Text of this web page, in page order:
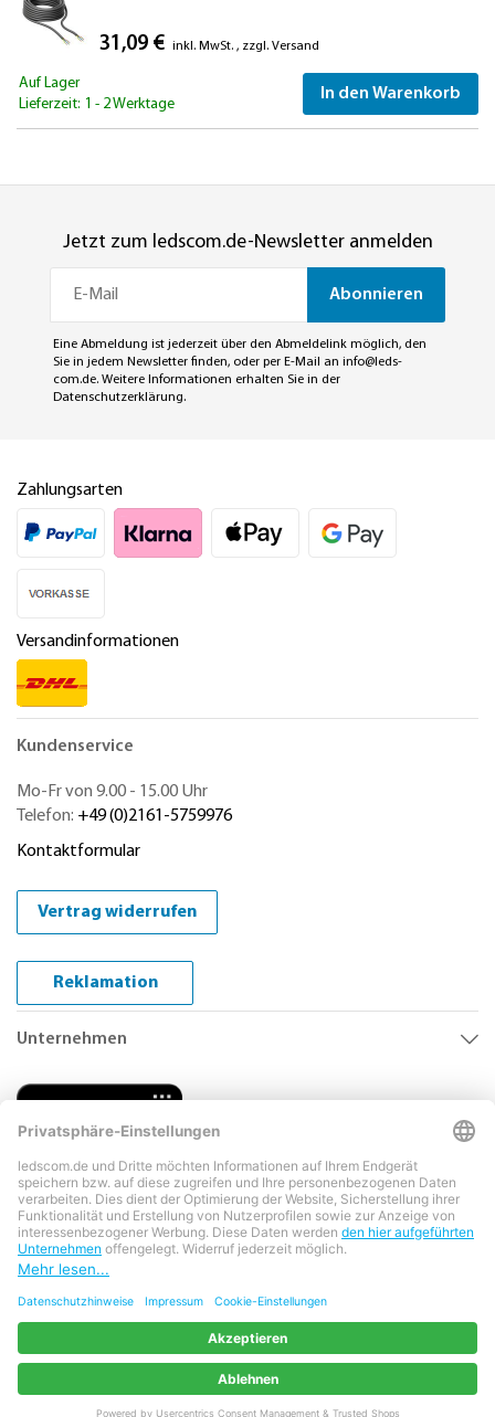
31,09 € inkl. MwSt. , zzgl. Versand
Auf Lager
Lieferzeit: 1 - 2 Werktage
In den Warenkorb
Jetzt zum ledscom.de-Newsletter anmelden
Abonnieren
Eine Abmeldung ist jederzeit über den Abmeldelink möglich, den
Sie in jedem Newsletter finden, oder per E-Mail an info@leds-
com.de. Weitere Informationen erhalten Sie in der
Datenschutzerklärung.
Zahlungsarten
Versandinformationen
Kundenservice
Mo-Fr von 9.00 - 15.00 Uhr
Telefon: +49 (0)2161-5759976
Kontaktformular
Vertrag widerrufen
Reklamation
Unternehmen
Copyright © 2026 LEDs Com GmbH